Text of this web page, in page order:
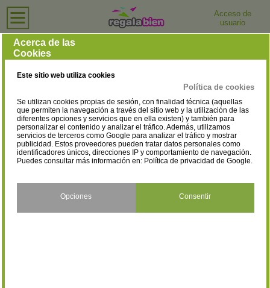
Acceso de
usuario
Relojerías en Toledo
Selecciona la localidad
Inicio › Relojerías
Consuegra Illescas
Los Navalmorales(1)
Madridejos(1) Ocaña(1)
Ontígola(1) Quintanar de la Orden(2)
San Martín de Montalbán(1) Santa Cruz de la Zarza(1)
Acerca de las
Cookies
Este sitio web utiliza cookies
Política de cookies
Se utilizan cookies propias de sesión, con finalidad técnica (aquellas
que permiten la navegación a través del sitio web y la utilización de las
diferentes opciones y servicios que en ella existen) y también para
personalizar el contenido y analizar el tráfico. Además, utilizamos
servicios de terceros como Google para analizar el tráfico y mostrar
publicidad. Estos proveedores pueden tratar datos personales como
identificadores únicos, direcciones IP y comportamiento de navegación.
Puedes consultar más información en: Política de privacidad de Google.
Opciones Consentir